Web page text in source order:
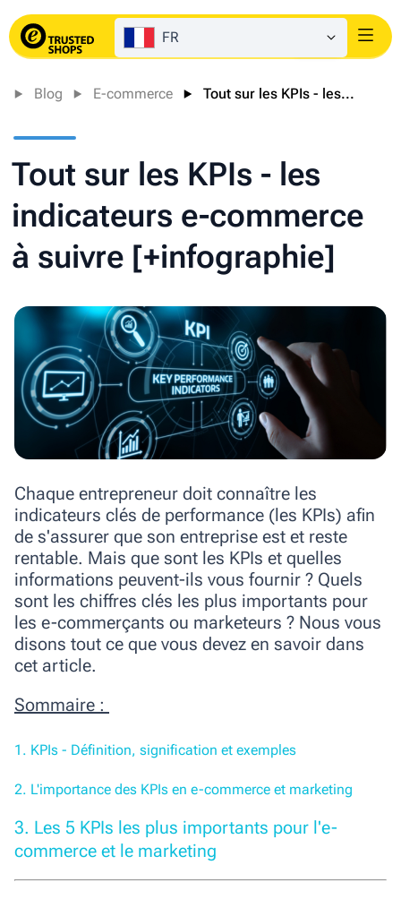
FR Login
Blog E-commerce Tout sur les KPIs - les...
Tout sur les KPIs - les
indicateurs e-commerce
à suivre [+infographie]
Chaque entrepreneur doit connaître les
indicateurs clés de performance (les KPIs) afin
de s'assurer que son entreprise est et reste
rentable. Mais que sont les KPIs et quelles
informations peuvent-ils vous fournir ? Quels
sont les chiffres clés les plus importants pour
les e-commerçants ou marketeurs ? Nous vous
disons tout ce que vous devez en savoir dans
cet article.
Sommaire :
1. KPIs - Définition, signification et exemples
2. L'importance des KPIs en e-commerce et marketing
3. Les 5 KPIs les plus importants pour l'e-
commerce et le marketing